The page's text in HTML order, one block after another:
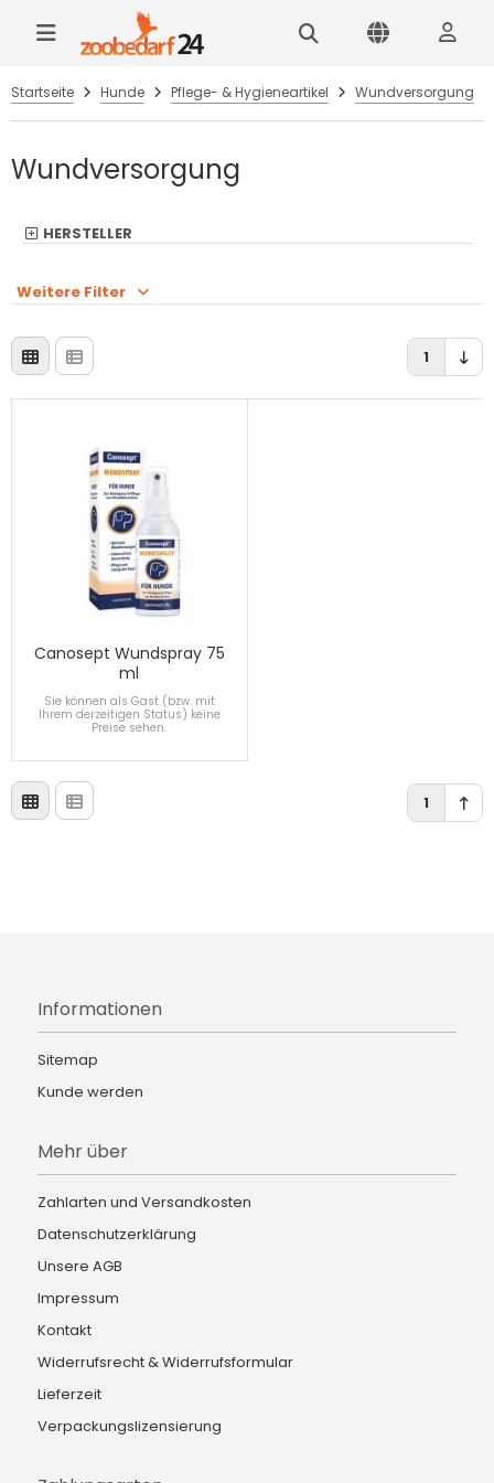
Startseite Hunde Pflege- & Hygieneartikel Wundversorgung
Wundversorgung
HERSTELLER
Weitere Filter
1
Canosept Wundspray 75
ml
Sie können als Gast (bzw. mit
Ihrem derzeitigen Status) keine
Preise sehen.
1
Informationen
Sitemap
Kunde werden
Mehr über
Zahlarten und Versandkosten
Datenschutzerklärung
Unsere AGB
Impressum
Kontakt
Widerrufsrecht & Widerrufsformular
Lieferzeit
Verpackungslizensierung